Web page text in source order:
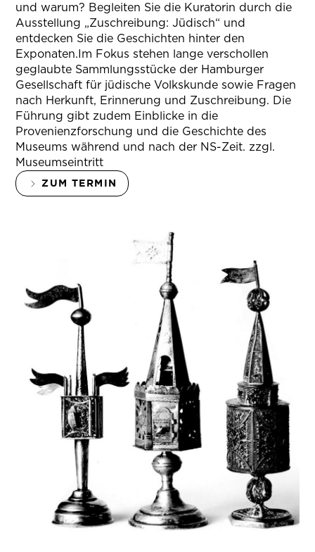
und warum? Begleiten Sie die Kuratorin durch die
Ausstellung „Zuschreibung: Jüdisch“ und
entdecken Sie die Geschichten hinter den
Exponaten.Im Fokus stehen lange verschollen
geglaubte Sammlungsstücke der Hamburger
Gesellschaft für jüdische Volkskunde sowie Fragen
nach Herkunft, Erinnerung und Zuschreibung. Die
Führung gibt zudem Einblicke in die
Provenienzforschung und die Geschichte des
Museums während und nach der NS-Zeit. zzgl.
Museumseintritt
ZUM TERMIN